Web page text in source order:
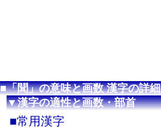
■「聞」の意味と画数 漢字の詳細
▼漢字の適性と画数・部首
■常用漢字